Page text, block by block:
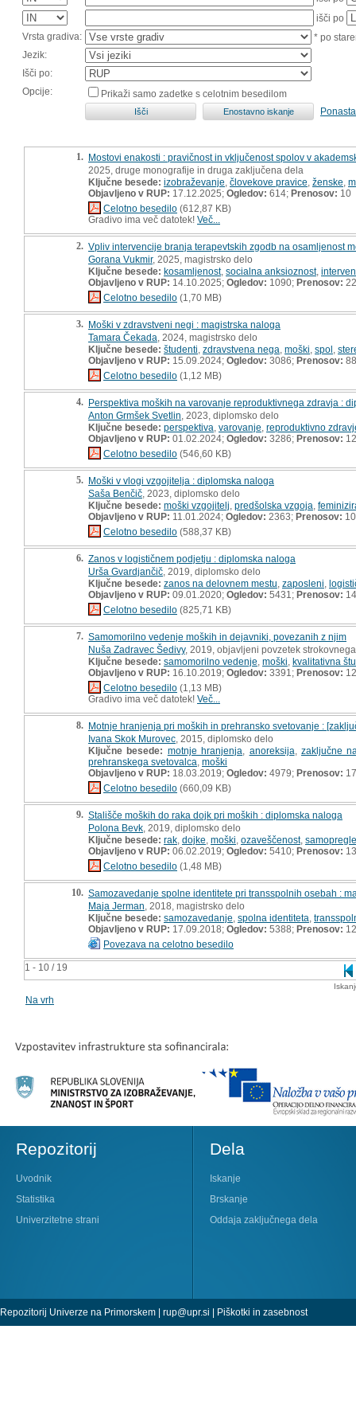
išči po
Vrsta gradiva:
* po
Jezik:
Išči po:
Opcije:
Prikaži samo zadetke s celotnim besedilom
1 - 10 / 19
1. Mostovi enakosti : pravičnost in vključenost spolov v
2025, druge monografije in druga zaključena dela
Ključne besede: izobraževanje človekove pravice ženske
Objavljeno v RUP: 17.12.2025; Ogledov: 614; Prenosov: 10
Celotno besedilo (612,87 KB)
Gradivo ima več datotek! Več...
2. Vpliv intervencije branja terapevtskih zgodb na osamljenost
Gorana Vukmir, 2025, magistrsko delo
Ključne besede: kosamljenost, socialna anksioznost,
Objavljeno v RUP: 14.10.2025; Ogledov: 1090; Prenosov: 22
Celotno besedilo (1,70 MB)
3. Moški v zdravstveni negi : magistrska naloga
Tamara Čekada , 2024, magistrsko delo
Ključne besede: študenti zdravstvena nega moški spol
Objavljeno v RUP: 15.09.2024; Ogledov: 3086; Prenosov: 88
Celotno besedilo (1,12 MB)
4. Perspektiva moških na varovanje reproduktivnega zdravja :
Anton Grmšek Svetlin , 2023, diplomsko delo
Ključne besede: perspektiva varovanje reproduktivno
Objavljeno v RUP: 01.02.2024; Ogledov: 3286; Prenosov:
Celotno besedilo (546,60 KB)
5. Moški v vlogi vzgojitelja : diplomska naloga
Saša Benčič , 2023, diplomsko delo
Ključne besede: moški vzgojitelj predšolska vzgoja
Objavljeno v RUP: 11.01.2024; Ogledov: 2363; Prenosov:
Celotno besedilo (588,37 KB)
6. Zanos v logističnem podjetju : diplomska naloga
Urša Gvardjančič , 2019, diplomsko delo
Ključne besede: zanos na delovnem mestu zaposleni
Objavljeno v RUP: 09.01.2020; Ogledov: 5431; Prenosov:
Celotno besedilo (825,71 KB)
7. Samomorilno vedenje moških in dejavniki, povezanih z njim
Nuša Zadravec Šedivy, 2019, objavljeni povzetek
Ključne besede: samomorilno vedenje moški kvalitativna
Objavljeno v RUP: 16.10.2019; Ogledov: 3391; Prenosov:
Celotno besedilo (1,13 MB)
Gradivo ima več datotek! Več...
8. Motnje hranjenja pri moških in prehransko svetovanje :
Ivana Skok Murovec , 2015, diplomsko delo
Ključne besede: motnje hranjenja anoreksija
zaključne
prehranskega svetovalca moški
Objavljeno v RUP: 18.03.2019; Ogledov: 4979; Prenosov:
Celotno besedilo (660,09 KB)
9. Stališče moških do raka dojk pri moških : diplomska naloga
Polona Bevk , 2019, diplomsko delo
Ključne besede: rak dojke moški ozaveščenost,
Objavljeno v RUP: 06.02.2019; Ogledov: 5410; Prenosov:
Celotno besedilo (1,48 MB)
10. Samozavedanje spolne identitete pri transspolnih osebah :
Maja Jerman , 2018, magistrsko delo
Ključne besede: samozavedanje spolna identiteta
Objavljeno v RUP: 17.09.2018; Ogledov: 5388; Prenosov:
Povezava na celotno besedilo
Na vrh
Repozitorij
Uvodnik
Statistika
Univerzitetne strani
Dela
Iskanje
Brskanje
Oddaja zaključnega dela
Repozitorij Univerze na Primorskem | rup@upr.si | Piškotki in zasebnost